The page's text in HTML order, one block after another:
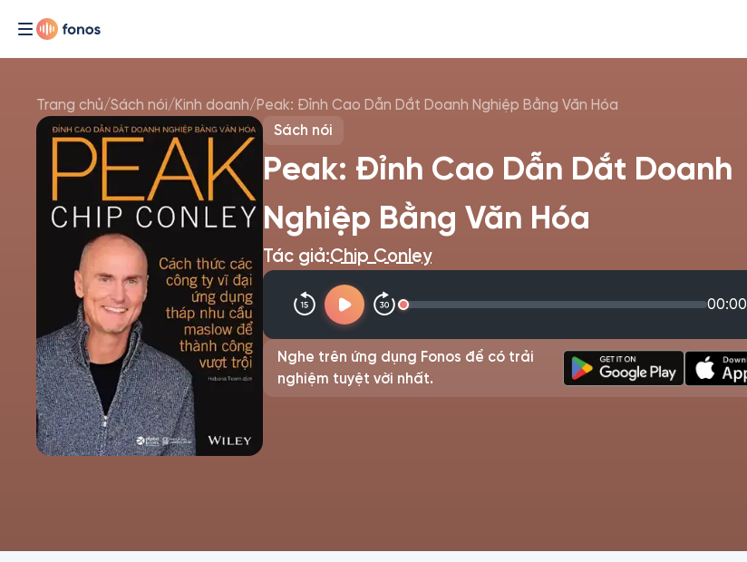
Trang chủ/Sách nói/Kinh doanh/Peak: Đỉnh Cao Dẫn Dắt Doanh Nghiệp Bằng Văn Hóa
Sách nói
Peak: Đỉnh Cao Dẫn Dắt Doanh
Nghiệp Bằng Văn Hóa
Tác giả:Chip Conley
00:00
Nghe trên ứng dụng Fonos để có trải
nghiệm tuyệt vời nhất.